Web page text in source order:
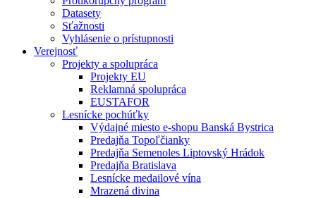
Datasety
Sťažnosti
Vyhlásenie o prístupnosti
Verejnosť
Projekty a spolupráca
Projekty EU
Reklamná spolupráca
EUSTAFOR
Lesnícke pochúťky
Výdajné miesto e-shopu Banská Bystrica
Predajňa Topoľčianky
Predajňa Semenoles Liptovský Hrádok
Predajňa Bratislava
Lesnícke medailové vína
Mrazená divina